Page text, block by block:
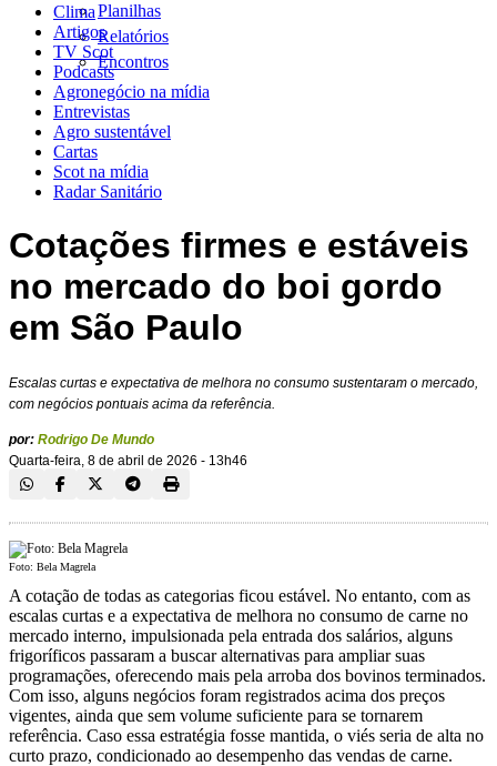
Planilhas
Relatórios
Encontros
Clima
Artigos
TV Scot
Podcasts
Agronegócio na mídia
Entrevistas
Agro sustentável
Cartas
Scot na mídia
Radar Sanitário
Cotações firmes e estáveis
no mercado do boi gordo
em São Paulo
Escalas curtas e expectativa de melhora no consumo sustentaram o mercado,
com negócios pontuais acima da referência.
por: Rodrigo De Mundo
Quarta-feira, 8 de abril de 2026 - 13h46
Foto: Bela Magrela
A cotação de todas as categorias ficou estável. No entanto, com as
escalas curtas e a expectativa de melhora no consumo de carne no
mercado interno, impulsionada pela entrada dos salários, alguns
frigoríficos passaram a buscar alternativas para ampliar suas
programações, oferecendo mais pela arroba dos bovinos terminados.
Com isso, alguns negócios foram registrados acima dos preços
vigentes, ainda que sem volume suficiente para se tornarem
referência. Caso essa estratégia fosse mantida, o viés seria de alta no
curto prazo, condicionado ao desempenho das vendas de carne.